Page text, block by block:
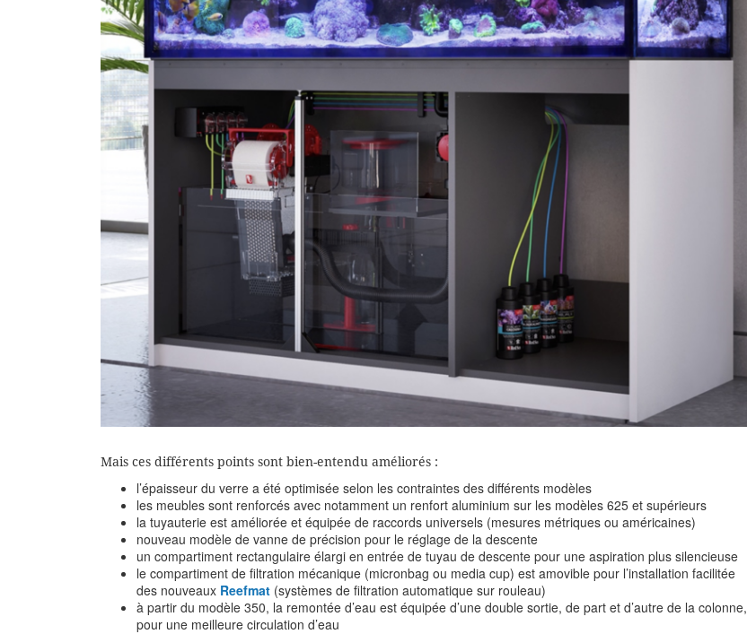
Mais ces différents points sont bien-entendu améliorés :
l’épaisseur du verre a été optimisée selon les contraintes des différents modèles
les meubles sont renforcés avec notamment un renfort aluminium sur les modèles 625 et supérieurs
la tuyauterie est améliorée et équipée de raccords universels (mesures métriques ou américaines)
nouveau modèle de vanne de précision pour le réglage de la descente
un compartiment rectangulaire élargi en entrée de tuyau de descente pour une aspiration plus silencieuse
le compartiment de filtration mécanique (micronbag ou media cup) est amovible pour l’installation facilitée
des nouveaux Reefmat (systèmes de filtration automatique sur rouleau)
à partir du modèle 350, la remontée d’eau est équipée d’une double sortie, de part et d’autre de la colonne,
pour une meilleure circulation d’eau